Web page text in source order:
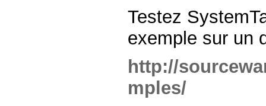
Testez
exemple sur un
http://
mples/